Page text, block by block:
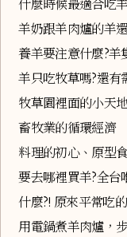
羊奶跟羊肉爐的羊
養羊要注意什麼?羊
羊只吃牧草嗎?還有
牧草園裡面的小天地
畜牧業的循環經濟
料理的初心、原型
要去哪裡買羊?全
什麼?! 原來平常吃
用電鍋煮羊肉爐，